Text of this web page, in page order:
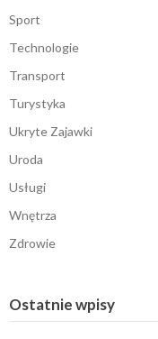
Sport
Technologie
Transport
Turystyka
Ukryte Zajawki
Uroda
Usługi
Wnętrza
Zdrowie
Ostatnie wpisy